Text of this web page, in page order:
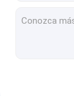
O cortador portátil
Fase 220V de
Resistência Dustproof